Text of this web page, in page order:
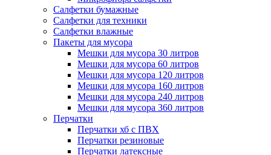
Салфетки бумажные
Салфетки для техники
Салфетки влажные
Пакеты для мусора
Мешки для мусора 30 литров
Мешки для мусора 60 литров
Мешки для мусора 120 литров
Мешки для мусора 160 литров
Мешки для мусора 240 литров
Мешки для мусора 360 литров
Перчатки
Перчатки хб с ПВХ
Перчатки резиновые
Перчатки латексные